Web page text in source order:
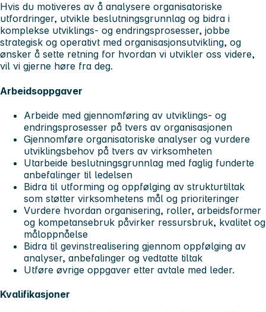
Hvis du motiveres av å analysere organisatoriske
utfordringer, utvikle beslutningsgrunnlag og bidra i
komplekse utviklings- og endringsprosesser, jobbe
strategisk og operativt med organisasjonsutvikling, og
ønsker å sette retning for hvordan vi utvikler oss videre,
vil vi gjerne høre fra deg.
Arbeidsoppgaver
Arbeide med gjennomføring av utviklings- og
endringsprosesser på tvers av organisasjonen
Gjennomføre organisatoriske analyser og vurdere
utviklingsbehov på tvers av virksomheten
Utarbeide beslutningsgrunnlag med faglig funderte
anbefalinger til ledelsen
Bidra til utforming og oppfølging av strukturtiltak
som støtter virksomhetens mål og prioriteringer
Vurdere hvordan organisering, roller, arbeidsformer
og kompetansebruk påvirker ressursbruk, kvalitet og
måloppnåelse
Bidra til gevinstrealisering gjennom oppfølging av
analyser, anbefalinger og vedtatte tiltak
Utføre øvrige oppgaver etter avtale med leder.
Kvalifikasjoner